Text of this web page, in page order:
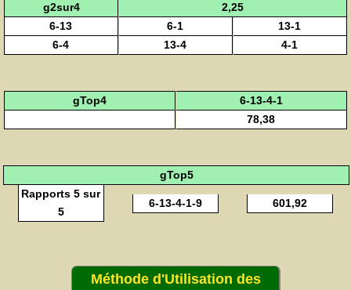
g2sur4
2,25
6-13
6-1
13-1
6-4
13-4 4-1
gTop4
6-13-4-1
78,38
gTop5
Rapports 5 sur
5
6-13-4-1-9 601,92
Méthode d'Utilisation des